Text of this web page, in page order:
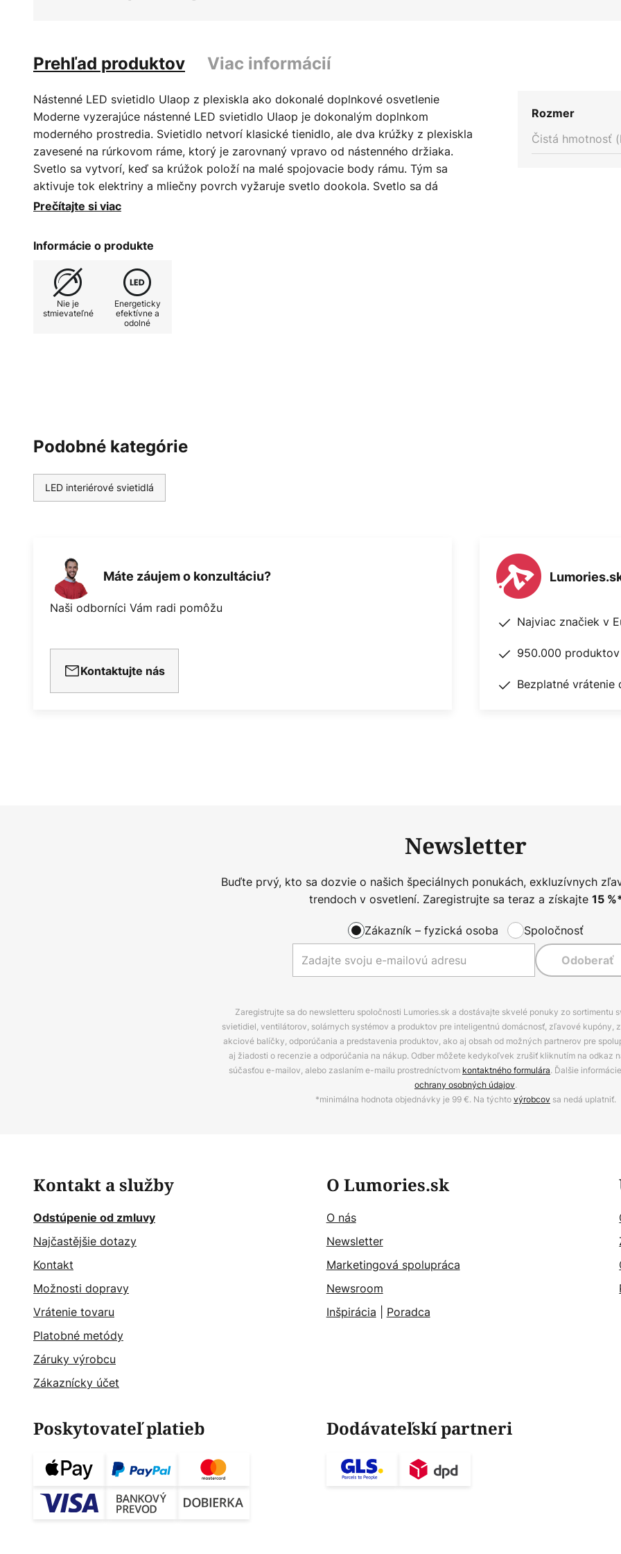
Prehľad produktov Viac informácií
Nástenné LED svietidlo Ulaop z plexiskla ako dokonalé doplnkové osvetlenie
Moderne vyzerajúce nástenné LED svietidlo Ulaop je dokonalým doplnkom
moderného prostredia. Svietidlo netvorí klasické tienidlo, ale dva krúžky z plexiskla
zavesené na rúrkovom ráme, ktorý je zarovnaný vpravo od nástenného držiaka.
Svetlo sa vytvorí, keď sa krúžok položí na malé spojovacie body rámu. Tým sa
aktivuje tok elektriny a mliečny povrch vyžaruje svetlo dookola. Svetlo sa dá
rovnako rýchlo vypnúť opätovným odstránením krúžkov - Možno pripojiť ďalšie
stmievanie stlačením)
Prečítajte si viac
Informácie o produkte
Nie je
stmievateľné
Energeticky
efektívne a
odolné
Rozmer
Čistá hmotnosť
Podobné kategórie
LED interiérové svietidlá
Máte záujem o konzultáciu?
Naši odborníci Vám radi pomôžu
Kontaktujte nás
Najviac značiek v
950.000
Bezplatné vrátenie
Newsletter
Buďte prvý, kto sa dozvie o našich špeciálnych ponukách, exkluzívnych
trendoch v osvetlení. Zaregistrujte sa teraz a získajte 15
Zákazník – fyzická osoba Spoločnosť
Odoberať
Zaregistrujte sa do newsletteru spoločnosti Lumories.sk a dostávajte skvelé ponuky zo sortimentu
svietidiel, ventilátorov, solárnych systémov a produktov pre inteligentnú domácnosť, zľavové kupóny,
akciové balíčky, odporúčania a predstavenia produktov, ako aj obsah od možných partnerov pre
aj žiadosti o recenzie a odporúčania na nákup. Odber môžete kedykoľvek zrušiť kliknutím na odkaz
súčasťou e-mailov, alebo zaslaním e-mailu prostredníctvom kontaktného formulára. Ďalšie
ochrany osobných údajov.
*minimálna hodnota objednávky je 99 €. Na týchtovýrobcov sa nedá uplatniť.
Kontakt a služby
Odstúpenie od zmluvy
Najčastějšie dotazy
Kontakt
Možnosti dopravy
Vrátenie tovaru
Platobné metódy
Záruky výrobcu
Zákaznícky účet
O Lumories.sk
O nás
Newsletter
Marketingová spolupráca
Newsroom
Inšpirácia
Poradca
Poskytovateľ platieb Dodávateľskí partneri